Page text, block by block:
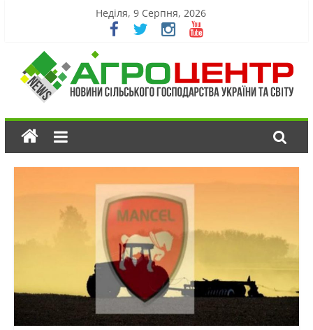
Неділя, 9 Серпня, 2026